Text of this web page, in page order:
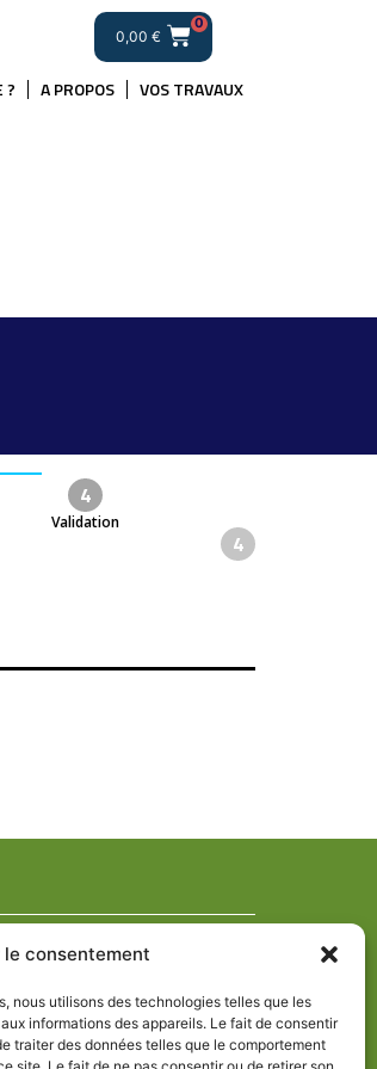
le consentement
nous utilisons des technologies telles que les
informations des appareils. Le fait de consentir
traiter des données telles que le comportement
0,00 €
0
? A PROPOS VOS TRAVAUX
4
Validation
4
confidentialité
cookies (UE)